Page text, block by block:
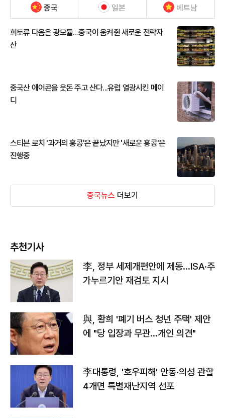
중국 일본 베트남
희토류 다음은 광모듈…중국이 움켜쥔 새로운 전략자
산
중국산 에어콘을 웃돈 주고 산다...유럽 열광시킨 메이
디
스티븐 로치 '과거의 홍콩'은 끝났지만 '새로운 홍콩'은
진행중
중국뉴스 더보기
추천기사
李, 정부 세제개편안에 제동…ISA·주
가누르기안 재검토 지시
與, 황희 '폐기 버스 청년 주택' 제안
에 "당 입장과 무관…개인 의견"
李대통령, '호우피해' 안동·의성 관할
4개면 특별재난지역 선포